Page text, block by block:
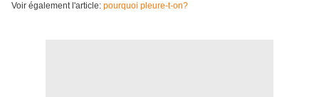
Voir également l'article: pourquoi pleure-t-on?